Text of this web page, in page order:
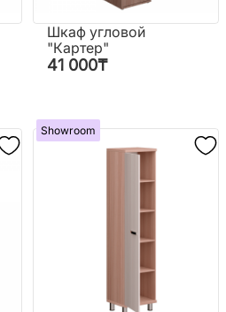
Шкаф угловой
"Картер"
41 000₸
Showroom